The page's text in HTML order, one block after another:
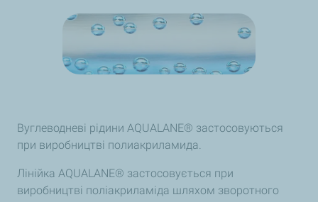
Вуглеводневі рідини AQUALANE® застосовуються
при виробництві полиакриламида.
Лінійка AQUALANE® застосовується при
виробництві поліакриламіда шляхом зворотного